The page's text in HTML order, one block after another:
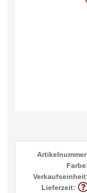
Artikelnummer
Lieferzeit: